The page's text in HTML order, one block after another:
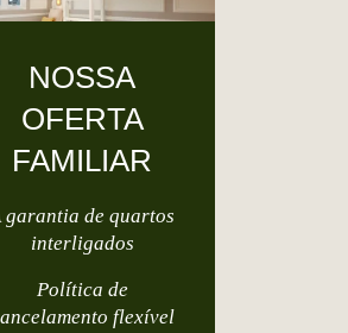
NOSSA
OFERTA
FAMILIAR
garantia de quartos
interligados
Política de
flexível